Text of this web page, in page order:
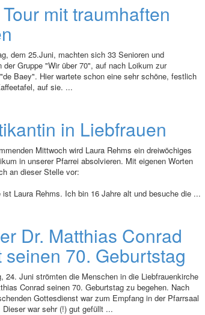
mit traumhaften
dem 25.Juni, machten sich 33 Senioren und
der Gruppe "Wir über 70", auf nach Loikum zur
Baey". Hier wartete schon eine sehr schöne, festlich
auf sie. ...
in Liebfrauen
Mittwoch wird Laura Rehms ein dreiwöchiges
in unserer Pfarrei absolvieren. Mit eigenen Worten
an dieser Stelle vor:
ist Laura Rehms. Ich bin 16 Jahre alt und besuche die ...
Dr. Matthias Conrad
seinen 70. Geburtstag
24. Juni strömten die Menschen in die Liebfrauenkirche
Conrad seinen 70. Geburtstag zu begehen. Nach
Gottesdienst war zum Empfang in der Pfarrsaal
Dieser war sehr (!) gut gefüllt ...